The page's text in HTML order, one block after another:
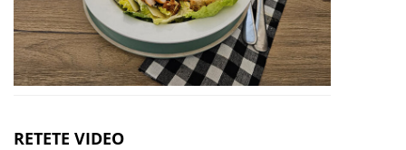
RETETE VIDEO